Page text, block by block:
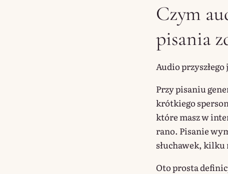
Czym
pisania
Audio
Przy pisaniu
krótkiego
które masz w
rano. Pisanie
słuchawek,
Oto prosta